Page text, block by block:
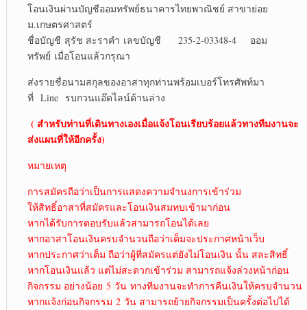
โอนเงินผ่านบัญชีออมทรัพย์ธนาคารไทยพาณิชย์ สาขาย่อย
ม.เกษตรศาสตร์
ชื่อบัญชี สุรัช สะราคำ เลขบัญชี 235-2-03348-4 ออม
ทรัพย์ เมื่อโอนแล้วกรุณา
ส่งรายชื่อนามสกุลของอาสาทุกท่านพร้อมเบอร์โทรศัพท์มา
ที่ Line รบกวนแอ๊ดไลน์ด้านล่าง
( สำหรับท่านที่เดินทางเองเมื่อแจ้งโอนเรียบร้อยแล้วทางทีมงานจะ
ส่งแผนที่ให้อีกครั้ง)
หมายเหตุ
การสมัครถือว่าเป็นการแสดงความจำนงการเข้าร่วม
ให้สิทธิ์อาสาที่สมัครและโอนเงินสมทบเข้ามาก่อน
หากได้รับการตอบรับแล้วสามารถโอนได้เลย
หากอาสาโอนเงินครบจำนวนถือว่าเต็มจะประกาศหน้าเว็บ
หากประกาศว่าเต็ม ถือว่าผู้ที่สมัครแต่ยังไม่โอนเงิน นั้น สละสิทธิ์
หากโอนเงินแล้ว แต่ไม่สะดวกเข้าร่วม สามารถแจ้งล่วงหน้าก่อน
กิจกรรม อย่างน้อย 5 วัน ทางทีมงานจะทำการคืนเงินให้ครบจำนวน
หากแจ้งก่อนกิจกรรม 2 วัน สามารถย้ายกิจกรรมเป็นครั้งต่อไปได้